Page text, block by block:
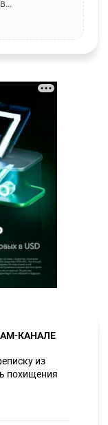
КАНАЛЕ
из
похищения